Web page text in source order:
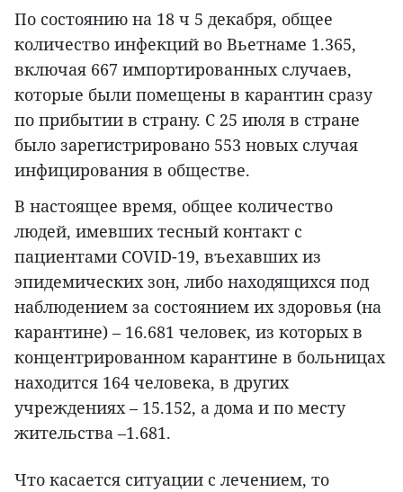
По состоянию на 18 ч 5 декабря, общее
количество инфекций во Вьетнаме 1.365,
включая 667 импортированных случаев,
которые были помещены в карантин сразу
по прибытии в страну. С 25 июля в стране
было зарегистрировано 553 новых случая
инфицирования в обществе.
В настоящее время, общее количество
людей, имевших тесный контакт с
пациентами COVID-19, въехавших из
эпидемических зон, либо находящихся под
наблюдением за состоянием их здоровья (на
карантине) – 16.681 человек, из которых в
концентрированном карантине в больницах
находится 164 человека, в других
учреждениях – 15.152, а дома и по месту
жительства –1.681.
Что касается ситуации с лечением, то